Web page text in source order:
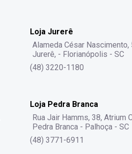
Loja Jurerê
Alameda César Nascimento,
Jurerê, - Florianópolis - SC
(48) 3220-1180
Loja Pedra Branca
Rua Jair Hamms, 38, Atrium
Pedra Branca - Palhoça - SC
(48) 3771-6911